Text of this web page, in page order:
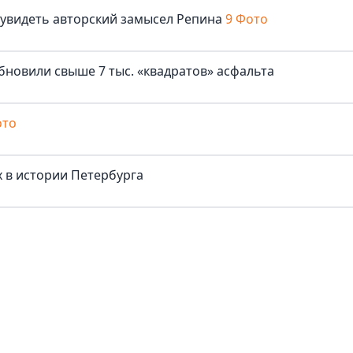
авторский замысел Репина 9 Фото
свыше 7 тыс. «квадратов» асфальта
истории Петербурга